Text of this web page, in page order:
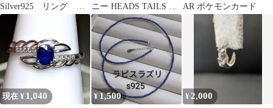
Silver925 リング 指
輪 11号
ニー HEADS TAILS コ
イン ペンダント
AR ポケモンカード
現在 ¥ 1,040 ¥ 1,500 ¥ 2,000